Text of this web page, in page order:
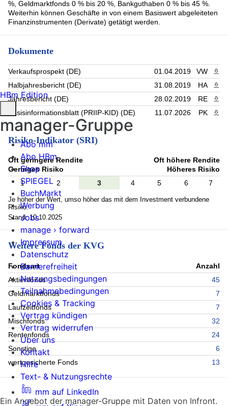
%, Geldmarktfonds 0 % bis 20 %, Bankguthaben 0 % bis 45 %.
Weiterhin können Geschäfte in von einem Basiswert abgeleiteten
Finanzinstrumenten (Derivate) getätigt werden.
Dokumente
Verkaufsprospekt (DE) 01.04.2019 VW
Halbjahresbericht (DE)
31.08.2019 HA
Jahresbericht (DE)
28.02.2019 RE
Basisinformationsblatt (PRIIP-KID) (DE)
11.07.2026 PK
Risiko-Indikator (SRI)
Oft geringere Rendite
Geringes Risiko
Oft höhere Rendite
Höheres Risiko
1
2 3 4 5 6 7
Je höher der Wert, umso höher das mit dem Investment verbundene
Risiko.
Stand: 10.10.2025
Weitere Fonds der KVG
Fondsart
Anzahl
Aktienfonds
45
Geldmarktfonds
7
Laufzeitfonds
7
Mischfonds
32
Rentenfonds
24
Sonstige
6
wertgesicherte Fonds
13
Ein Angebot der manager-Gruppe mit Daten von Infront.
HBm Edition
manager-Gruppe
Abo mm
Abo HBm
Shop
SPIEGEL
BuchMarkt
Werbung
Jobs
manage › forward
Impressum
Datenschutz
Barrierefreiheit
Nutzungsbedingungen
Teilnahmebedingungen
Cookies & Tracking
Vertrag kündigen
Vertrag widerrufen
Über uns
Kontakt
Hilfe
Text- & Nutzungsrechte
mm auf LinkedIn